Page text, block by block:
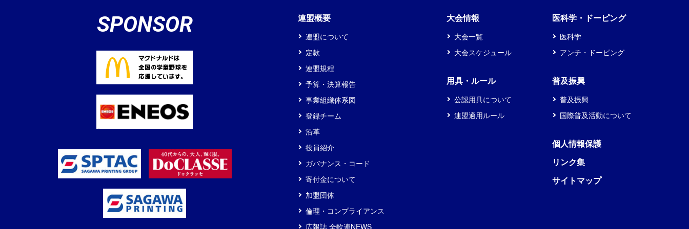
SPONSOR 連盟概要
連盟について
定款
連盟規程
予算・決算報告
事業組織体系図
登録チーム
沿革
役員紹介
ガバナンス・コード
寄付金について
加盟団体
倫理・コンプライアンス
広報誌 全軟連NEWS
大会情報
大会一覧
大会スケジュール
用具・ルール
公認用具について
連盟適用ルール
医科学・ドーピング
医科学
アンチ・ドーピング
普及振興
普及振興
国際普及活動について
個人情報保護
リンク集
サイトマップ